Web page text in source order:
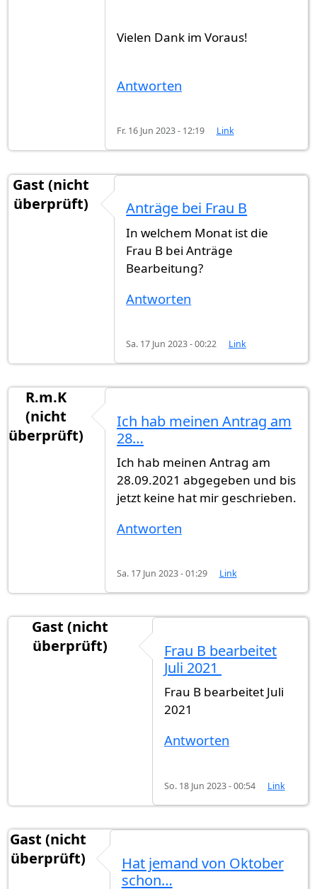
Vielen Dank im Voraus!
Antworten
Fr. 16 Jun 2023 - 12:19 Link
Gast (nicht
überprüft)
Anträge bei Frau B
In welchem Monat ist die
Frau B bei Anträge
Bearbeitung?
Antworten
Sa. 17 Jun 2023 - 00:22 Link
R.m.K
(nicht
überprüft)
Ich hab meinen Antrag am
28…
Ich hab meinen Antrag am
28.09.2021 abgegeben und bis
jetzt keine hat mir geschrieben.
Antworten
Sa. 17 Jun 2023 - 01:29 Link
Gast (nicht
überprüft)
Frau B bearbeitet
Juli 2021
Frau B bearbeitet Juli
2021
Antworten
So. 18 Jun 2023 - 00:54 Link
Gast (nicht
überprüft)
Hat jemand von Oktober
schon…